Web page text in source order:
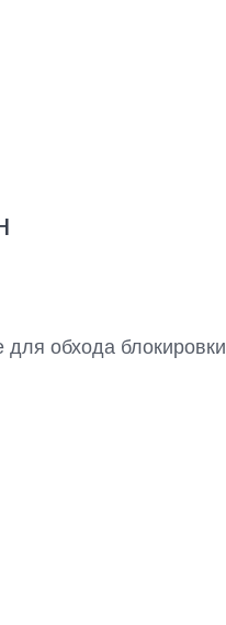
обхода блокировки